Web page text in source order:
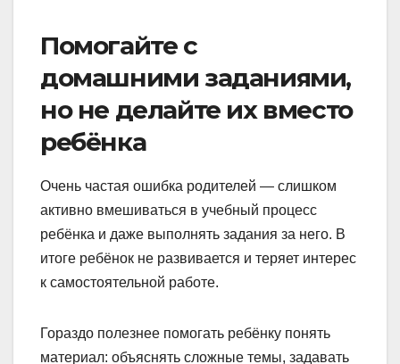
Помогайте с
домашними заданиями,
но не делайте их вместо
ребёнка
Очень частая ошибка родителей — слишком
активно вмешиваться в учебный процесс
ребёнка и даже выполнять задания за него. В
итоге ребёнок не развивается и теряет интерес
к самостоятельной работе.
Гораздо полезнее помогать ребёнку понять
материал: объяснять сложные темы, задавать